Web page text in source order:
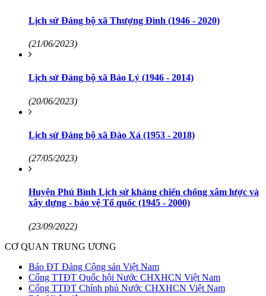
Lịch sử Đảng bộ xã Thượng Đình (1946 - 2020)
(21/06/2023)
Lịch sử Đảng bộ xã Bảo Lý (1946 - 2014)
(20/06/2023)
Lịch sử Đảng bộ xã Đào Xá (1953 - 2018)
(27/05/2023)
Huyện Phú Bình Lịch sử kháng chiến chống xâm lược và
xây dựng - bảo vệ Tổ quốc (1945 - 2000)
(23/09/2022)
CƠ QUAN TRUNG ƯƠNG
Báo ĐT Đảng Cộng sản Việt Nam
Cổng TTĐT Quốc hội Nước CHXHCN Việt Nam
Cổng TTĐT Chính phủ Nước CHXHCN Việt Nam